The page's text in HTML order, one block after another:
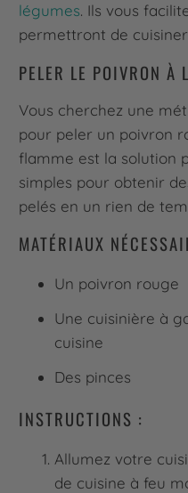
légumes. Ils vous
permettront de
PELER LE POIVRON À
Vous cherchez une
pour peler un poivron
flamme est la solution
simples pour obtenir
pelés en un rien de
MATÉRIAUX
Un poivron rouge
Une cuisinière à
cuisine
Des pinces
INSTRUCTIONS :
Allumez votre
de cuisine à feu